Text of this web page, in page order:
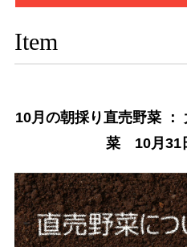
Item
10月の朝採り直売野菜
菜 10月31